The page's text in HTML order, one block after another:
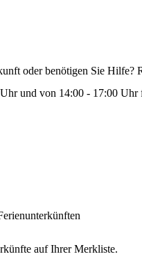
oder benötigen Sie Hilfe?
und von 14:00 - 17:00 Uhr
auf Ihrer Merkliste.